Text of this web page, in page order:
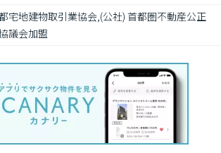
宅地建物取引業協会,(公社) 首都圏不動産公正
議会加盟